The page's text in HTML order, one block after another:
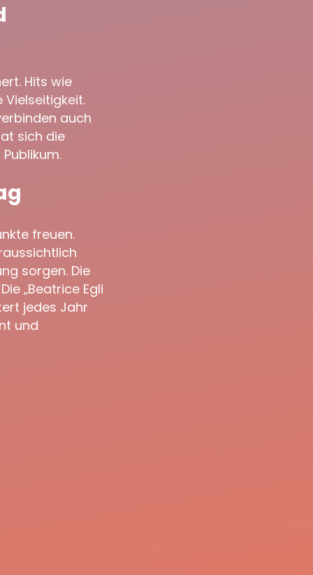
Hits wie
Vielseitigkeit.
auch
sich die
freuen.
sorgen. Die
„Beatrice Egli
jedes Jahr
und